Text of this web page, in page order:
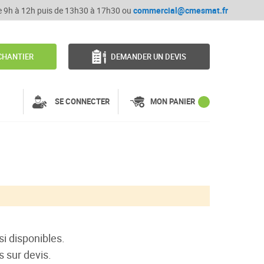
9h à 12h puis de 13h30 à 17h30 ou commercial@cmesmat.fr
DEMANDER UN DEVIS
SE CONNECTER MON PANIER
disponibles.
sur devis.